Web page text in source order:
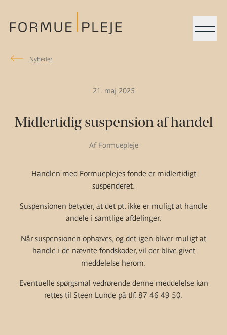
Menu
Nyheder
21. maj 2025
Midlertidig suspension af handel
Af Formuepleje
Handlen med Formueplejes fonde er midlertidigt
suspenderet.
Suspensionen betyder, at det pt. ikke er muligt at handle
andele i samtlige afdelinger.
Når suspensionen ophæves, og det igen bliver muligt at
handle i de nævnte fondskoder, vil der blive givet
meddelelse herom.
Eventuelle spørgsmål vedrørende denne meddelelse kan
rettes til Steen Lunde på tlf. 87 46 49 50.